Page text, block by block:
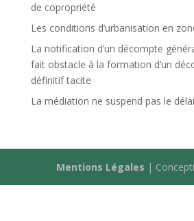
de copropriété
Les conditions d’urbanisation en
La notification d’un décompte
fait obstacle à la formation d’un
définitif tacite
La médiation ne suspend pas le
Mentions Légales |